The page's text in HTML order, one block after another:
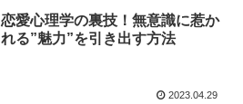
恋愛心理学の裏技！無意識に惹か
れる”魅力”を引き出す方法
2023.04.29